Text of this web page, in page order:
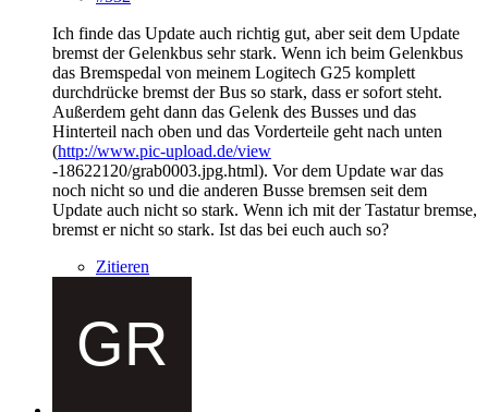
Ich finde das Update auch richtig gut, aber seit dem Update
bremst der Gelenkbus sehr stark. Wenn ich beim Gelenkbus
das Bremspedal von meinem Logitech G25 komplett
durchdrücke bremst der Bus so stark, dass er sofort steht.
Außerdem geht dann das Gelenk des Busses und das
Hinterteil nach oben und das Vorderteile geht nach unten
(http://www.pic-upload.de/view
-18622120/grab0003.jpg.html). Vor dem Update war das
noch nicht so und die anderen Busse bremsen seit dem
Update auch nicht so stark. Wenn ich mit der Tastatur bremse,
bremst er nicht so stark. Ist das bei euch auch so?
Zitieren